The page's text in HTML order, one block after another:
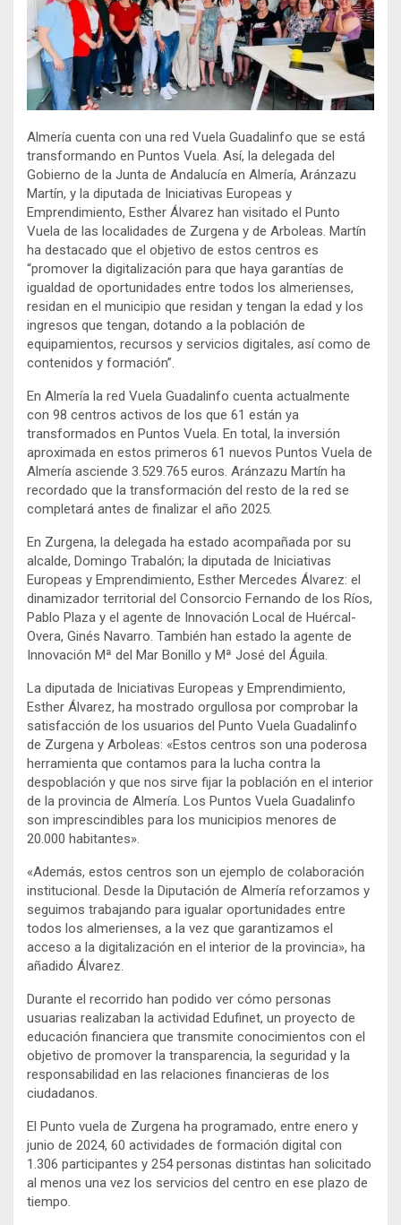
Almería cuenta con una red Vuela Guadalinfo que se está
transformando en Puntos Vuela. Así, la delegada del
Gobierno de la Junta de Andalucía en Almería, Aránzazu
Martín, y la diputada de Iniciativas Europeas y
Emprendimiento, Esther Álvarez han visitado el Punto
Vuela de las localidades de Zurgena y de Arboleas. Martín
ha destacado que el objetivo de estos centros es
“promover la digitalización para que haya garantías de
igualdad de oportunidades entre todos los almerienses,
residan en el municipio que residan y tengan la edad y los
ingresos que tengan, dotando a la población de
equipamientos, recursos y servicios digitales, así como de
contenidos y formación”.
En Almería la red Vuela Guadalinfo cuenta actualmente
con 98 centros activos de los que 61 están ya
transformados en Puntos Vuela. En total, la inversión
aproximada en estos primeros 61 nuevos Puntos Vuela de
Almería asciende 3.529.765 euros. Aránzazu Martín ha
recordado que la transformación del resto de la red se
completará antes de finalizar el año 2025.
En Zurgena, la delegada ha estado acompañada por su
alcalde, Domingo Trabalón; la diputada de Iniciativas
Europeas y Emprendimiento, Esther Mercedes Álvarez: el
dinamizador territorial del Consorcio Fernando de los Ríos,
Pablo Plaza y el agente de Innovación Local de Huércal-
Overa, Ginés Navarro. También han estado la agente de
Innovación Mª del Mar Bonillo y Mª José del Águila.
La diputada de Iniciativas Europeas y Emprendimiento,
Esther Álvarez, ha mostrado orgullosa por comprobar la
satisfacción de los usuarios del Punto Vuela Guadalinfo
de Zurgena y Arboleas: «Estos centros son una poderosa
herramienta que contamos para la lucha contra la
despoblación y que nos sirve fijar la población en el interior
de la provincia de Almería. Los Puntos Vuela Guadalinfo
son imprescindibles para los municipios menores de
20.000 habitantes».
«Además, estos centros son un ejemplo de colaboración
institucional. Desde la Diputación de Almería reforzamos y
seguimos trabajando para igualar oportunidades entre
todos los almerienses, a la vez que garantizamos el
acceso a la digitalización en el interior de la provincia», ha
añadido Álvarez.
Durante el recorrido han podido ver cómo personas
usuarias realizaban la actividad Edufinet, un proyecto de
educación financiera que transmite conocimientos con el
objetivo de promover la transparencia, la seguridad y la
responsabilidad en las relaciones financieras de los
ciudadanos.
El Punto vuela de Zurgena ha programado, entre enero y
junio de 2024, 60 actividades de formación digital con
1.306 participantes y 254 personas distintas han solicitado
al menos una vez los servicios del centro en ese plazo de
tiempo.